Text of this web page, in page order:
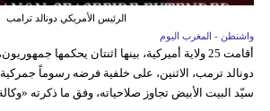
الرئيس الأمريكي دونالد ترامب
واشنطن - المغرب اليوم
أقامت 25 ولاية أميركية، بينها اثنتان يحكمها
سيّد البيت الأبيض تجاوز صلاحياته، وفق ما ذكرته